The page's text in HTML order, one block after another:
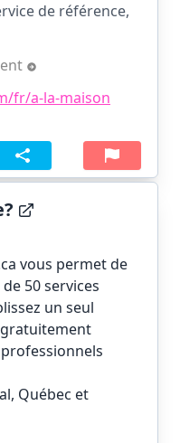
de référence,
fr/a-la-maison
vous permet de
50 services
un seul
Québec et